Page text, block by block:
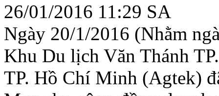
26/01/2016 11:29 SA
Ngày 20/1/2016 (Nhằm
Khu Du lịch Văn Thánh
TP. Hồ Chí Minh (Agtek)